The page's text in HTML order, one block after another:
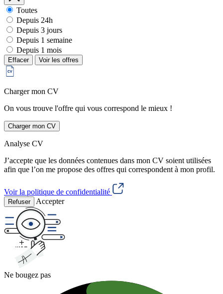
Toutes
Depuis 24h
Depuis 3 jours
Depuis 1 semaine
Depuis 1 mois
Effacer Voir les offres
Charger mon CV
On vous trouve l'offre qui vous correspond le mieux !
Charger mon CV
Analyse CV
J’accepte que les données contenues dans mon CV soient utilisées
afin que l’on me propose des offres qui correspondent à mon profil.
Voir la politique de confidentialité
Refuser Accepter
Ne bougez pas